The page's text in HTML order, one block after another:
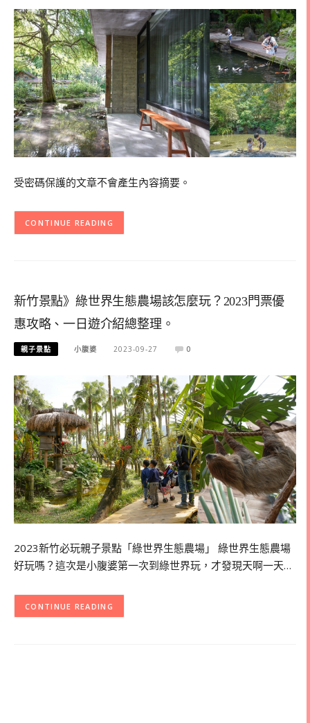
受密碼保護的文章不會產生內容摘要。
CONTINUE READING
新竹景點》綠世界生態農場該怎麼玩？2023門票優
惠攻略、一日遊介紹總整理。
親子景點 小腹婆 2023-09-27 0
2023新竹必玩親子景點「綠世界生態農場」 綠世界生態農場
好玩嗎？這次是小腹婆第一次到綠世界玩，才發現天啊一天…
CONTINUE READING